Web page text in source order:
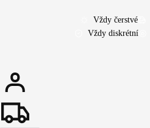
Vždy čerstvé
Vždy diskrétní